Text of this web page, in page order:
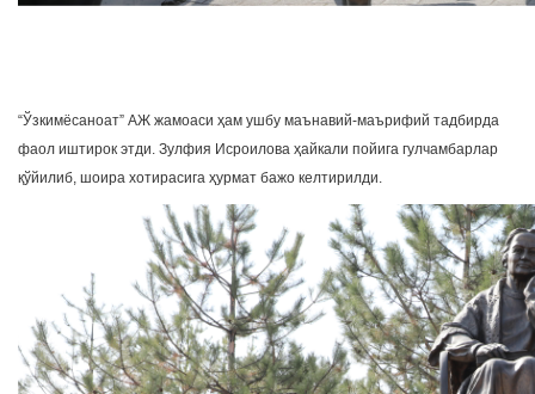
“Ўзкимёсаноат” АЖ жамоаси ҳам ушбу маънавий-маърифий тадбирда
фаол иштирок этди. Зулфия Исроилова ҳайкали пойига гулчамбарлар
қўйилиб, шоира хотирасига ҳурмат бажо келтирилди.